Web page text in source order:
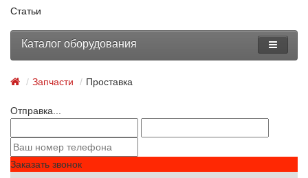
Статьи
Каталог оборудования
Запчасти Проставка
Отправка...
Заказать звонок